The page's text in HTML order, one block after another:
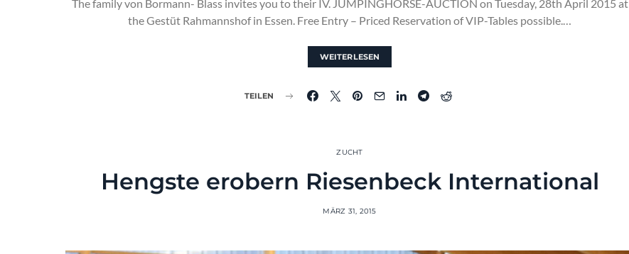
The family von Bormann- Blass invites you to their IV. JUMPINGHORSE-AUCTION on Tuesday, 28th April 2015 at
the Gestüt Rahmannshof in Essen. Free Entry – Priced Reservation of VIP-Tables possible.…
WEITERLESEN
TEILEN
ZUCHT
Hengste erobern Riesenbeck International
MÄRZ 31, 2015